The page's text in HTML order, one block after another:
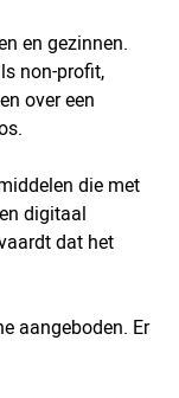
en gezinnen.
non-profit,
over een
die met
digitaal
dat het
aangeboden. Er